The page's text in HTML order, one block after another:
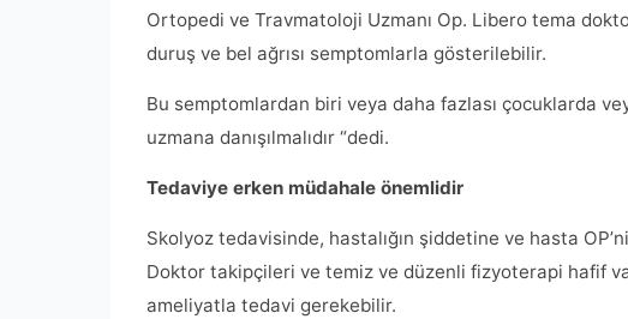
Ortopedi ve Travmatoloji Uzmanı Op. Libero tema
duruş ve bel ağrısı semptomlarla gösterilebilir.
Bu semptomlardan biri veya daha fazlası çocuklarda
uzmana danışılmalıdır “dedi.
Tedaviye erken müdahale önemlidir
Skolyoz tedavisinde, hastalığın şiddetine ve hasta
Doktor takipçileri ve temiz ve düzenli fizyoterapi hafif
ameliyatla tedavi gerekebilir.